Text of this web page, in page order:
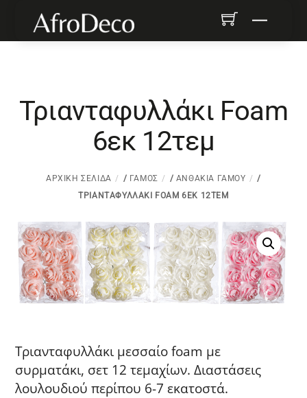
content
Menu
Τριανταφυλλάκι Foam
6εκ 12τεμ
ΑΡΧΙΚΉ ΣΕΛΊΔΑ / ΓΆΜΟΣ / ΑΝΘΆΚΙΑ ΓΆΜΟΥ
/
ΤΡΙΑΝΤΑΦΥΛΛΆΚΙ FOAM 6ΕΚ 12ΤΕΜ
Τριανταφυλλάκι μεσσαίο foam με
συρματάκι, σετ 12 τεμαχίων. Διαστάσεις
λουλουδιού περίπου 6-7 εκατοστά.